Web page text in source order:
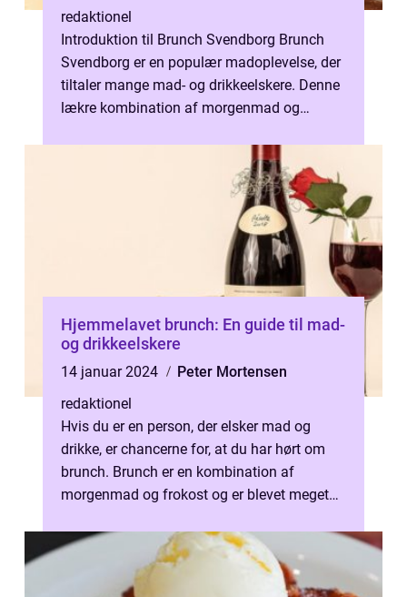
redaktionel
Introduktion til Brunch Svendborg Brunch
Svendborg er en populær madoplevelse, der
tiltaler mange mad- og drikkeelskere. Denne
lækre kombination af morgenmad og
Hjemmelavet brunch: En guide til mad-
og drikkeelskere
14 januar 2024
Peter Mortensen
redaktionel
Hvis du er en person, der elsker mad og
drikke, er chancerne for, at du har hørt om
brunch. Brunch er en kombination af
morgenmad og frokost og er blevet meget